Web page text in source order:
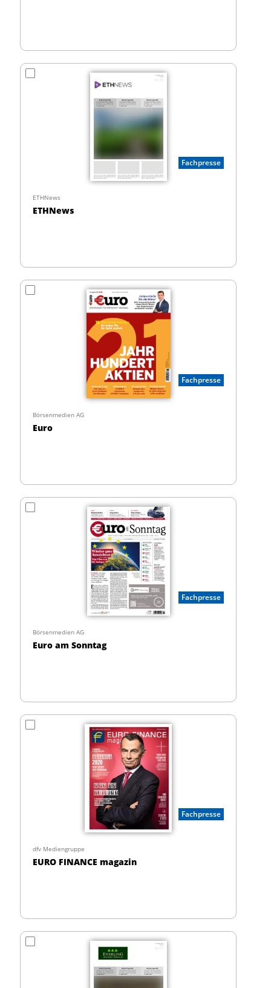
Fachpresse
ETHNews
ETHNews
Fachpresse
Börsenmedien AG
Euro
Fachpresse
Börsenmedien AG
Euro am Sonntag
Fachpresse
dfv Mediengruppe
EURO FINANCE magazin